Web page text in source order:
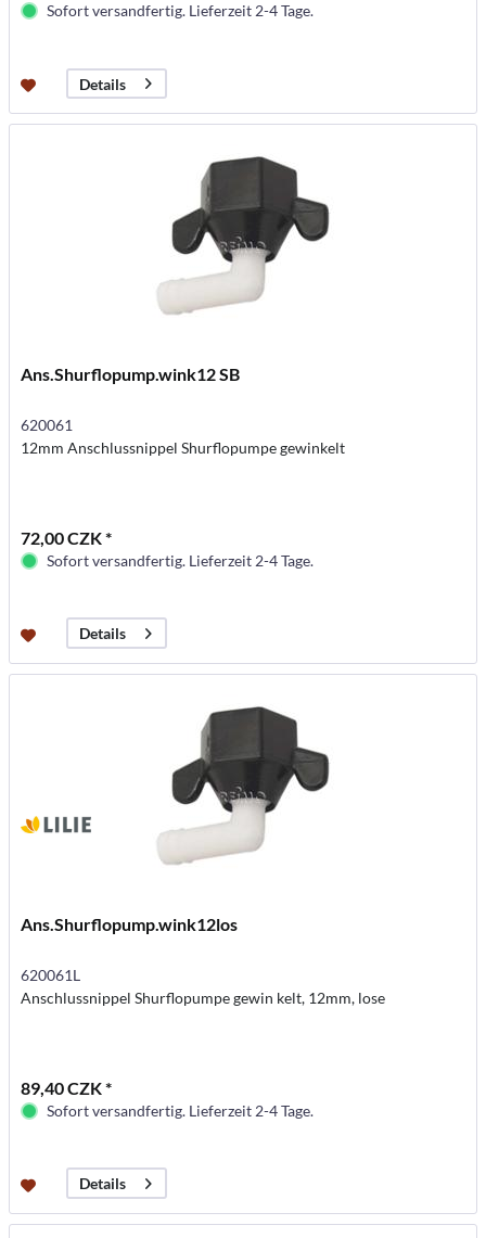
Sofort versandfertig. Lieferzeit 2-4 Tage.
Details
Ans.Shurflopump.wink12 SB
620061
12mm Anschlussnippel Shurflopumpe gewinkelt
72,00 CZK *
Sofort versandfertig. Lieferzeit 2-4 Tage.
Details
Ans.Shurflopump.wink12los
620061L
Anschlussnippel Shurflopumpe gewin kelt, 12mm, lose
89,40 CZK *
Sofort versandfertig. Lieferzeit 2-4 Tage.
Details